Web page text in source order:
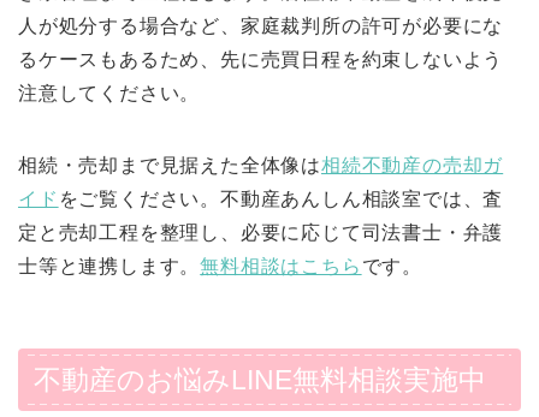
人が処分する場合など、家庭裁判所の許可が必要にな
るケースもあるため、先に売買日程を約束しないよう
注意してください。
相続・売却まで見据えた全体像は相続不動産の売却ガ
イド をご覧ください。不動産あんしん相談室では、査
定と売却工程を整理し、必要に応じて司法書士・弁護
士等と連携します。無料相談はこちら です。
不動産のお悩みLINE無料相談実施中